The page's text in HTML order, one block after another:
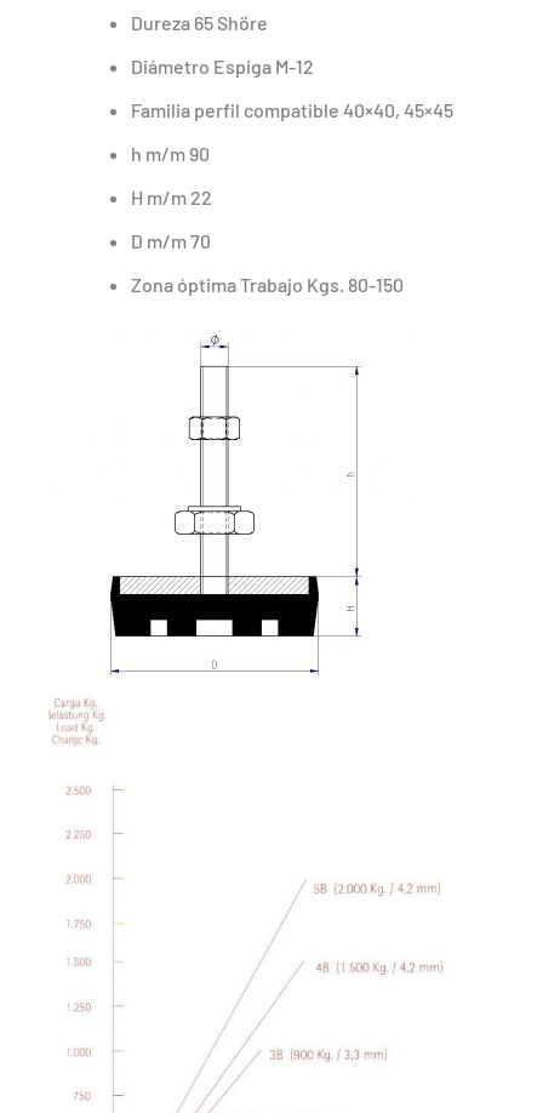
Dureza 65 Shöre
Diámetro Espiga M-12
Familia perfil compatible 40×40, 45×45
h m/m 90
H m/m 22
D m/m 70
Zona óptima Trabajo Kgs. 80-150